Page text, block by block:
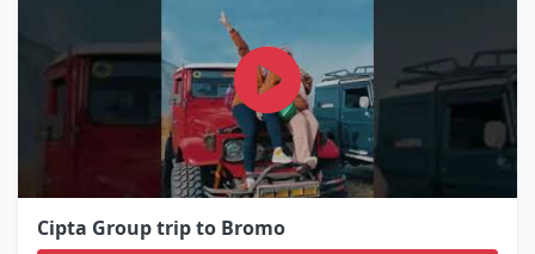
Cipta Group trip to Bromo